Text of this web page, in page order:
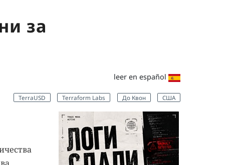
за
leer en español
TerraUSD Terraform Labs До Квон США